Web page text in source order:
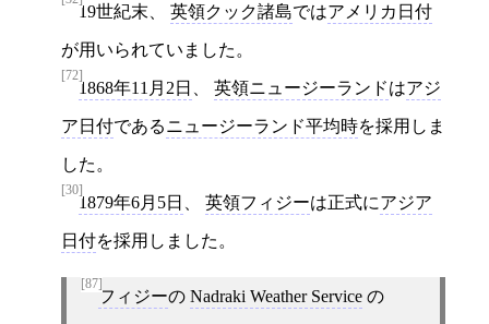
19世紀末、 英領クック諸島ではアメリカ日付
が用いられていました。
[72]
1868年11月2日 英領ニュージーランドはアジ
ア日付であるニュージーランド平均時を採用しま
した。
[30]
1879年6月5日 英領フィジーは正式にアジア
日付を採用しました。
[87]
フィジーの Nadraki Weather Serviceの